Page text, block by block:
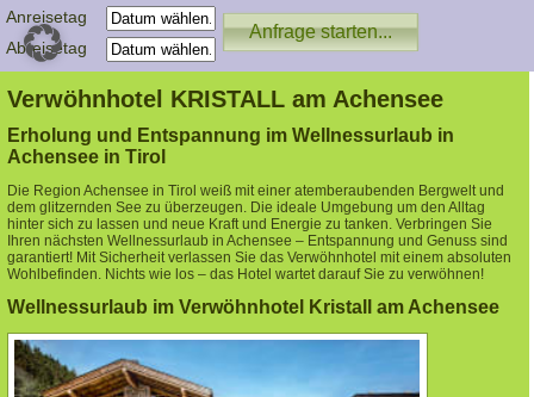
Anreisetag
Abreisetag
Verwöhnhotel KRISTALL am Achensee
Erholung und Entspannung im Wellnessurlaub in
Achensee in Tirol
Die Region Achensee in Tirol weiß mit einer atemberaubenden Bergwelt und
dem glitzernden See zu überzeugen. Die ideale Umgebung um den Alltag
hinter sich zu lassen und neue Kraft und Energie zu tanken. Verbringen Sie
Ihren nächsten Wellnessurlaub in Achensee – Entspannung und Genuss sind
garantiert! Mit Sicherheit verlassen Sie das Verwöhnhotel mit einem absoluten
Wohlbefinden. Nichts wie los – das Hotel wartet darauf Sie zu verwöhnen!
Wellnessurlaub im Verwöhnhotel Kristall am Achensee